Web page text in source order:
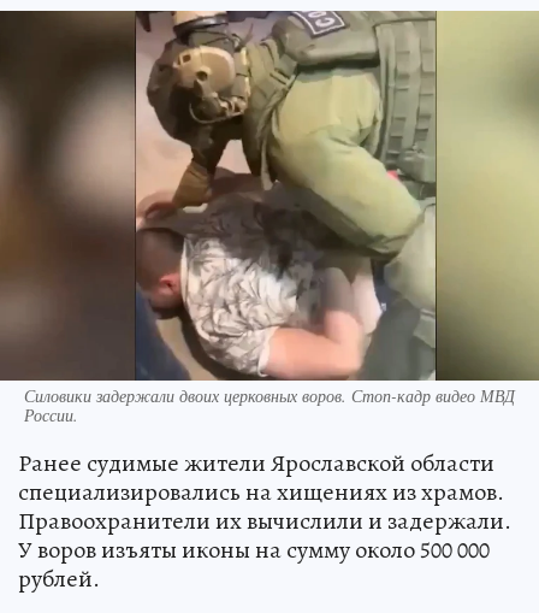
Силовики задержали двоих церковных воров. Стоп-кадр видео МВД
России.
Ранее судимые жители Ярославской области
специализировались на хищениях из храмов.
Правоохранители их вычислили и задержали.
У воров изъяты иконы на сумму около 500 000
рублей.